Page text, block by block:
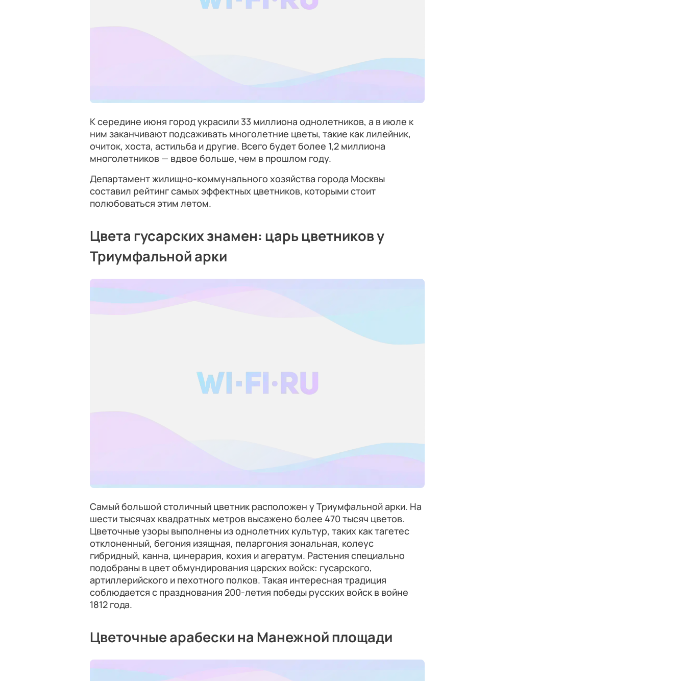
К середине июня город украсили 33 миллиона однолетников, а в июле к
ним заканчивают подсаживать многолетние цветы, такие как лилейник,
очиток, хоста, астильба и другие. Всего будет более 1,2 миллиона
многолетников — вдвое больше, чем в прошлом году.
Департамент жилищно-коммунального хозяйства города Москвы
составил рейтинг самых эффектных цветников, которыми стоит
полюбоваться этим летом.
Цвета гусарских знамен: царь цветников у
Триумфальной арки
Самый большой столичный цветник расположен у Триумфальной арки. На
шести тысячах квадратных метров высажено более 470 тысяч цветов.
Цветочные узоры выполнены из однолетних культур, таких как тагетес
отклоненный, бегония изящная, пеларгония зональная, колеус
гибридный, канна, цинерария, кохия и агератум. Растения специально
подобраны в цвет обмундирования царских войск: гусарского,
артиллерийского и пехотного полков. Такая интересная традиция
соблюдается с празднования 200-летия победы русских войск в войне
1812 года.
Цветочные арабески на Манежной площади